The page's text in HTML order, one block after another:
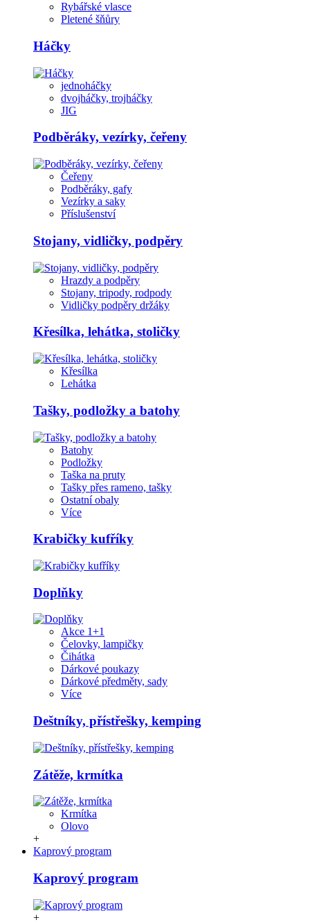
Rybářské vlasce
Pletené šňůry
Háčky
jednoháčky
dvojháčky, trojháčky
JIG
Podběráky, vezírky, čeřeny
Čeřeny
Podběráky, gafy
Vezírky a saky
Příslušenství
Stojany, vidličky, podpěry
Hrazdy a podpěry
Stojany, tripody, rodpody
Vidličky podpěry držáky
Křesílka, lehátka, stoličky
Křesílka
Lehátka
Tašky, podložky a batohy
Batohy
Podložky
Taška na pruty
Tašky přes rameno, tašky
Ostatní obaly
Více
Krabičky kufříky
Doplňky
Akce 1+1
Čelovky, lampičky
Čihátka
Dárkové poukazy
Dárkové předměty, sady
Více
Deštníky, přístřešky, kemping
Zátěže, krmítka
Krmítka
Olovo
+
Kaprový program
Kaprový program
+